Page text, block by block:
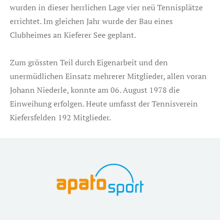
wurden in dieser herrlichen Lage vier neü Tennisplätze
errichtet. Im gleichen Jahr wurde der Bau eines
Clubheimes an Kieferer See geplant.
Zum grössten Teil durch Eigenarbeit und den
unermüdlichen Einsatz mehrerer Mitglieder, allen voran
Johann Niederle, konnte am 06. August 1978 die
Einweihung erfolgen. Heute umfasst der Tennisverein
Kiefersfelden 192 Mitglieder.